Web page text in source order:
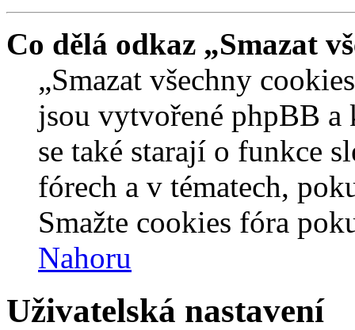
Co dělá odkaz „Smazat
„Smazat všechny
jsou vytvořené phpBB a
se také starají o funkce
fórech a v tématech,
Smažte cookies fóra
Nahoru
Uživatelská nastavení